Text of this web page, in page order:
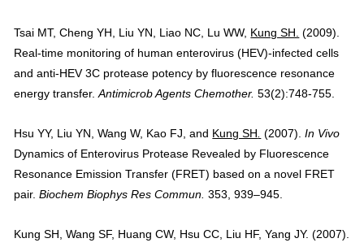
Tsai MT, Cheng YH, Liu YN, Liao NC, Lu WW, Kung SH. (2009).
Real-time monitoring of human enterovirus (HEV)-infected cells
and anti-HEV 3C protease potency by fluorescence resonance
energy transfer.Antimicrob Agents Chemother. 53(2):748-755.
Hsu YY, Liu YN, Wang W, Kao FJ, and Kung SH (2007). In Vivo
Dynamics of Enterovirus Protease Revealed by Fluorescence
Resonance Emission Transfer (FRET) based on a novel FRET
pair.Biochem Biophys Res Commun.353, 939–945.
Kung SH, Wang SF, Huang CW, Hsu CC, Liu HF, Yang JY. (2007).